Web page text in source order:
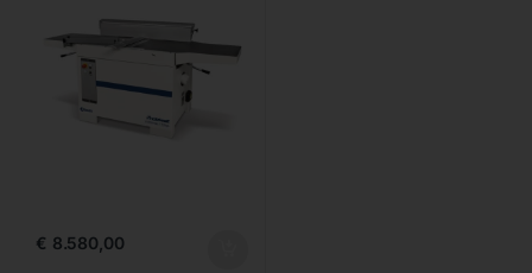
€ 8.580,00